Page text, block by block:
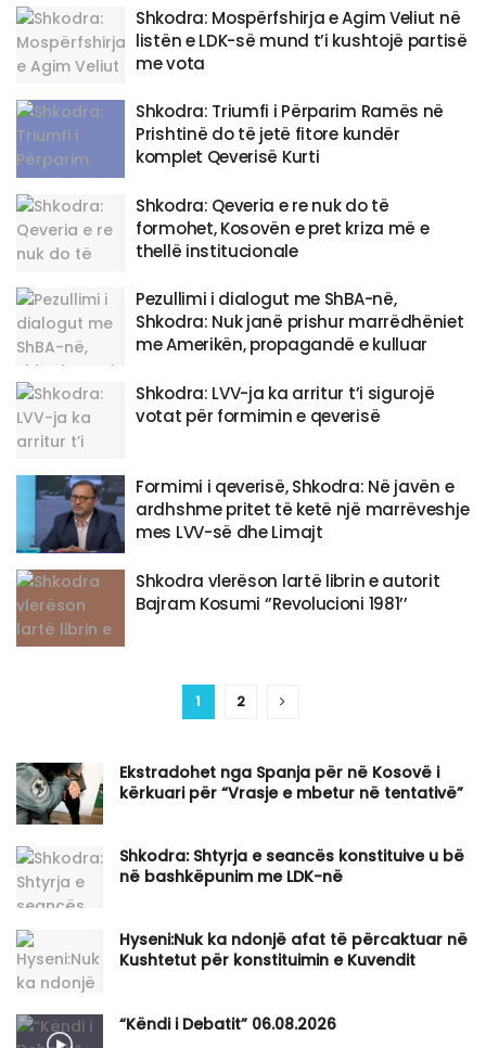
Shkodra: Mospërfshirja e Agim Veliut në
listën e LDK-së mund t’i kushtojë partisë
me vota
Shkodra: Triumfi i Përparim Ramës në
Prishtinë do të jetë fitore kundër
komplet Qeverisë Kurti
Shkodra: Qeveria e re nuk do të
formohet, Kosovën e pret kriza më e
thellë institucionale
Pezullimi i dialogut me ShBA-në,
Shkodra: Nuk janë prishur marrëdhëniet
me Amerikën, propagandë e kulluar
Shkodra: LVV-ja ka arritur t’i sigurojë
votat për formimin e qeverisë
Formimi i qeverisë, Shkodra: Në javën e
ardhshme pritet të ketë një marrëveshje
mes LVV-së dhe Limajt
Shkodra vlerëson lartë librin e autorit
Bajram Kosumi ‘’Revolucioni 1981’’
1 2
Ekstradohet nga Spanja për në Kosovë i
kërkuari për “Vrasje e mbetur në tentativë”
Shkodra: Shtyrja e seancës konstituive u bë
në bashkëpunim me LDK-në
Hyseni:Nuk ka ndonjë afat të përcaktuar në
Kushtetut për konstituimin e Kuvendit
“Këndi i Debatit” 06.08.2026